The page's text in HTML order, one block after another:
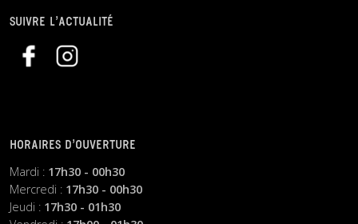
SUIVRE L’ACTUALITÉ
HORAIRES D’OUVERTURE
Mardi : 17h30 - 00h30
Mercredi : 17h30 - 00h30
Jeudi : 17h30 - 01h30